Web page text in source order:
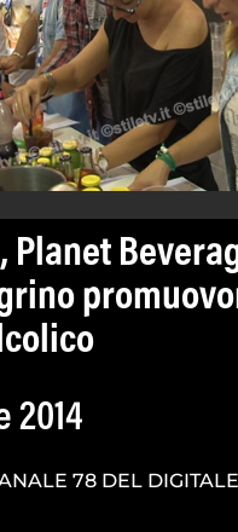
Planet
2014
78 DEL DIGITALE